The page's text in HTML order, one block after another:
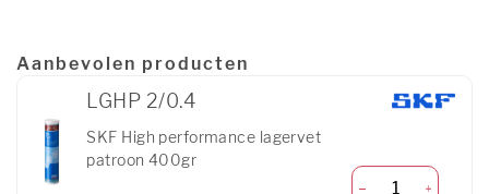
Aanbevolen producten
LGHP 2/0.4
SKF High performance lagervet
patroon 400gr